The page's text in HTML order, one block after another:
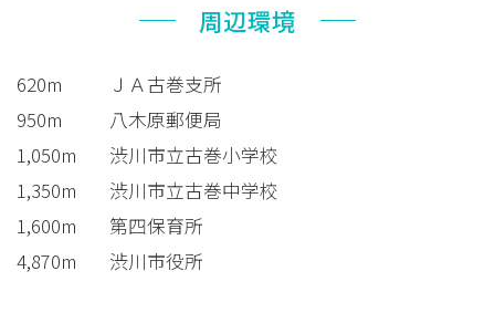
周辺環境
620m
ＪＡ古巻支所
950m
八木原郵便局
1,050m
渋川市立古巻小学校
1,350m
渋川市立古巻中学校
1,600m
第四保育所
4,870m
渋川市役所